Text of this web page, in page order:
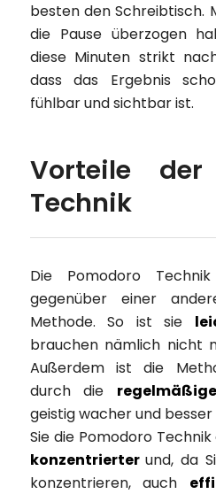
besten den Schreibtisch.
die Pause überzogen
diese Minuten strikt
dass das Ergebnis
fühlbar und sichtbar ist.
Vorteile der
Technik
Die Pomodoro
gegenüber einer
Methode. So ist sie
brauchen nämlich nicht
Außerdem ist die
durch die
geistig wacher und
Sie die Pomodoro
konzentrierterund, da
konzentrieren, auch